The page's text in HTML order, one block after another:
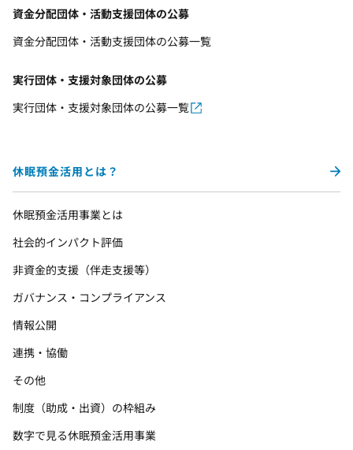
資金分配団体・活動支援団体の公募
資金分配団体・活動支援団体の公募一覧
実行団体・支援対象団体の公募
実行団体・支援対象団体の公募一覧
休眠預金活用とは？
休眠預金活用事業とは
社会的インパクト評価
非資金的支援（伴走支援等）
ガバナンス・コンプライアンス
情報公開
連携・協働
その他
制度（助成・出資）の枠組み
数字で見る休眠預金活用事業